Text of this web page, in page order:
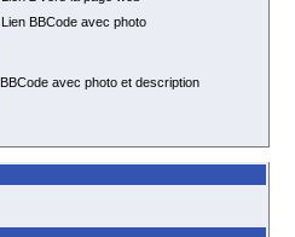
Lien BBCode avec photo
BBCode avec photo et description